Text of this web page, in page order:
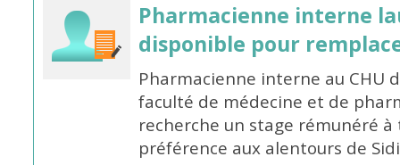
Pharmacienne interne
disponible pour
Pharmacienne interne au CHU
faculté de médecine et de
recherche un stage rémunéré
préférence aux alentours de